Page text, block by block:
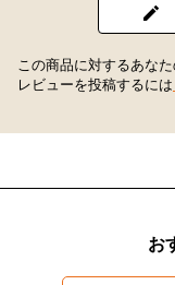
この商品に対するあな
レビューを投稿するには
お